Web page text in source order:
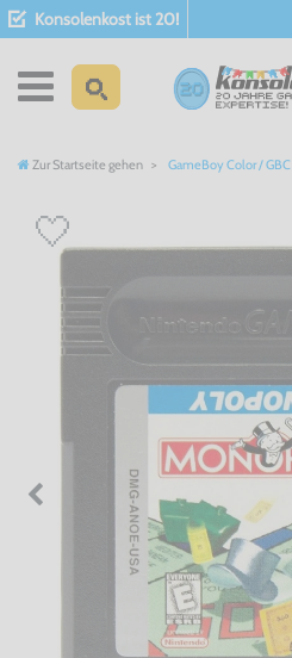
Konsolenkost ist 20!
Zur Startseite gehen GameBoy Color / GBC